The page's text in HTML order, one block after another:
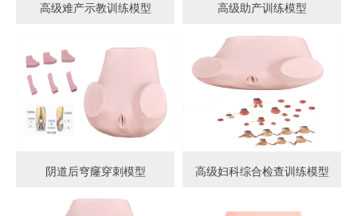
高级难产示教训练模型 高级助产训练模型
阴道后穹窿穿刺模型 高级妇科综合检查训练模型